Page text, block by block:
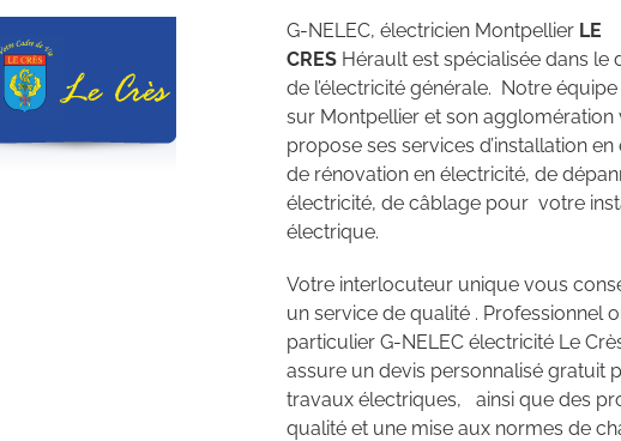
G-NELEC, électricien Montpellier LE
CRES Hérault est spécialisée dans le
de l’électricité générale. Notre
sur Montpellier et son agglomération
propose ses services d’installation en
de rénovation en électricité, de
électricité, de câblage pour votre
électrique.
Votre interlocuteur unique vous
un service de qualité . Professionnel
particulier G-NELEC électricité Le
assure un devis personnalisé gratuit
travaux électriques, ainsi que des
qualité et une mise aux normes de